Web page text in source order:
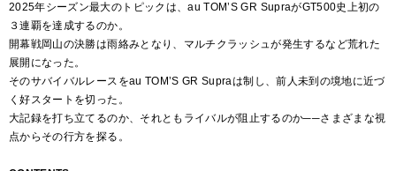
2025年シーズン最大のトピックは、au TOM’S GR SupraがGT500史上初の
３連覇を達成するのか。
開幕戦岡山の決勝は雨絡みとなり、マルチクラッシュが発生するなど荒れた
展開になった。
そのサバイバルレースをau TOM’S GR Supraは制し、前人未到の境地に近づ
く好スタートを切った。
大記録を打ち立てるのか、それともライバルが阻止するのか──さまざまな視
点からその行方を探る。